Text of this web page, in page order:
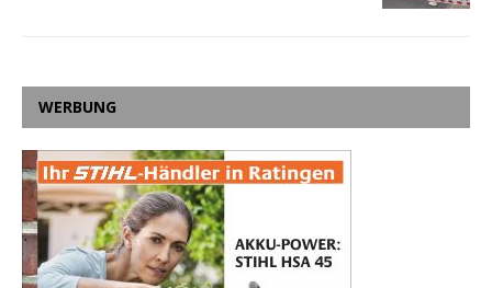
WERBUNG